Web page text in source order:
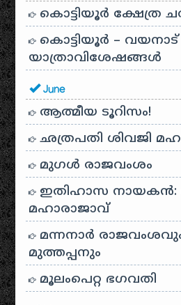
കൊട്ടിയൂർ ക്ഷേത്ര
കൊട്ടിയൂർ – വയനാട്
യാത്രാവിശേഷങ്ങൾ
June
ആത്മീയ ടൂറിസം!
ഛത്രപതി ശിവജി
മുഗൾ രാജവംശം
ഇതിഹാസ നായകൻ:
മഹാരാജാവ്
മന്നനാർ രാജവംശവും
മുത്തപ്പനും
മൂലംപെറ്റ ഭഗവതി